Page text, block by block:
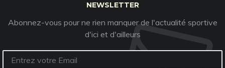
NEWSLETTER
Abonnez-vous pour ne rien manquer de l'actualité sportive
d'ici et d'ailleurs